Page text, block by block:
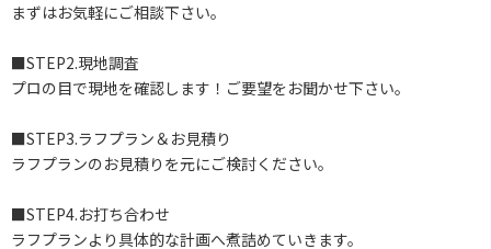
まずはお気軽にご相談下さい。
■STEP2.現地調査
プロの目で現地を確認します！ご要望をお聞かせ下さい。
■STEP3.ラフプラン＆お見積り
ラフプランのお見積りを元にご検討ください。
■STEP4.お打ち合わせ
ラフプランより具体的な計画へ煮詰めていきます。